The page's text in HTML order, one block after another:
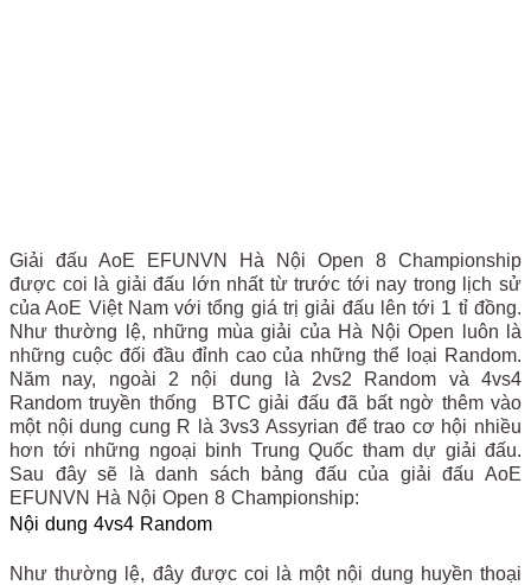
Giải đấu AoE EFUNVN Hà Nội Open 8 Championship
được coi là giải đấu lớn nhất từ trước tới nay trong lịch sử
của AoE Việt Nam với tổng giá trị giải đấu lên tới 1 tỉ đồng.
Như thường lệ, những mùa giải của Hà Nội Open luôn là
những cuộc đối đầu đỉnh cao của những thể loại Random.
Năm nay, ngoài 2 nội dung là 2vs2 Random và 4vs4
Random truyền thống BTC giải đấu đã bất ngờ thêm vào
một nội dung cung R là 3vs3 Assyrian để trao cơ hội nhiều
hơn tới những ngoại binh Trung Quốc tham dự giải đấu.
Sau đây sẽ là danh sách bảng đấu của giải đấu AoE
EFUNVN Hà Nội Open 8 Championship:
Nội dung 4vs4 Random
Như thường lệ, đây được coi là một nội dung huyền thoại